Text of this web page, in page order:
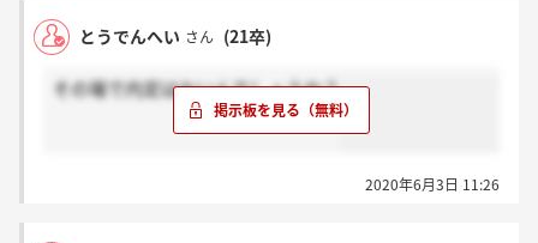
とうでんへい さん (21卒)
その場で内定はないんでしょうか？
2020年6月3日 11:26